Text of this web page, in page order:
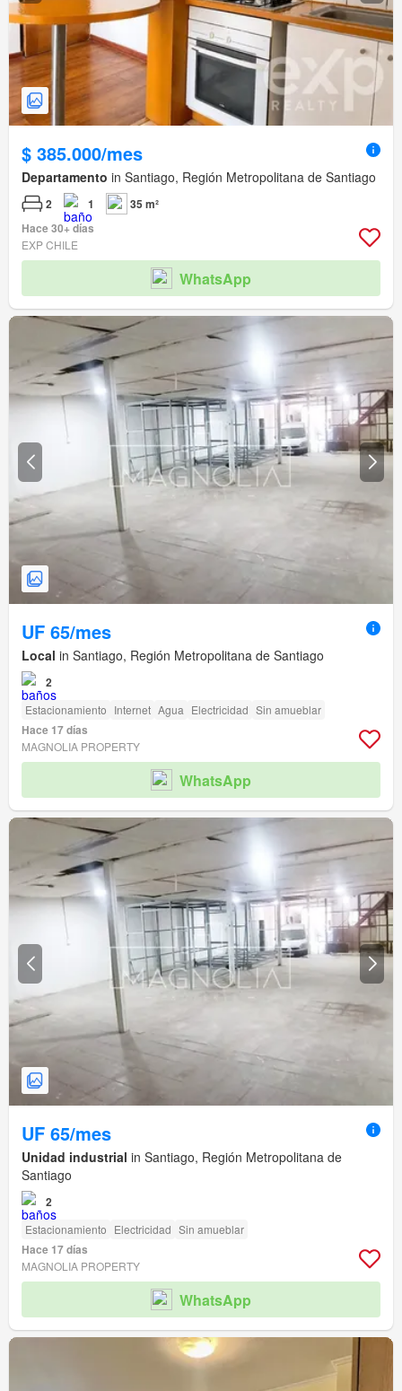
$ 385.000/mes
Departamento in Santiago, Región Metropolitana de Santiago
2 1
35 m²
Hace 30+ días
EXP CHILE
WhatsApp
UF 65/mes
Local in Santiago, Región Metropolitana de Santiago
2
Estacionamiento Internet Agua Electricidad Sin amueblar
Hace 17 días
MAGNOLIA PROPERTY
WhatsApp
UF 65/mes
Unidad industrial in Santiago, Región Metropolitana de
Santiago
2
Estacionamiento Electricidad Sin amueblar
Hace 17 días
MAGNOLIA PROPERTY
WhatsApp